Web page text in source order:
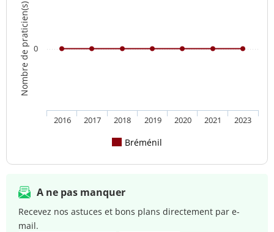
Nombre de praticien(s)
Bréménil
2016 2017 2018 2019 2020 2021 2023
0
A ne pas manquer
Recevez nos astuces et bons plans directement par e-
mail.